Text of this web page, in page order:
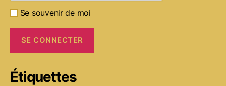
Se souvenir de moi
Étiquettes